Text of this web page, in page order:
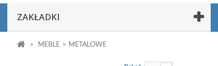
ZAKŁADKI
> MEBLE > METALOWE